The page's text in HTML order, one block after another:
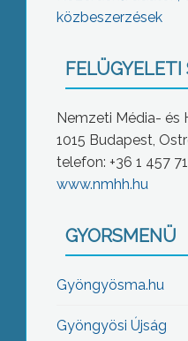
közbeszerzések
Nemzeti Média- és
1015 Budapest,
telefon: +36 1 457
www.nmhh.hu
GYORSMENÜ
Gyöngyösma.hu
Gyöngyösi Újság